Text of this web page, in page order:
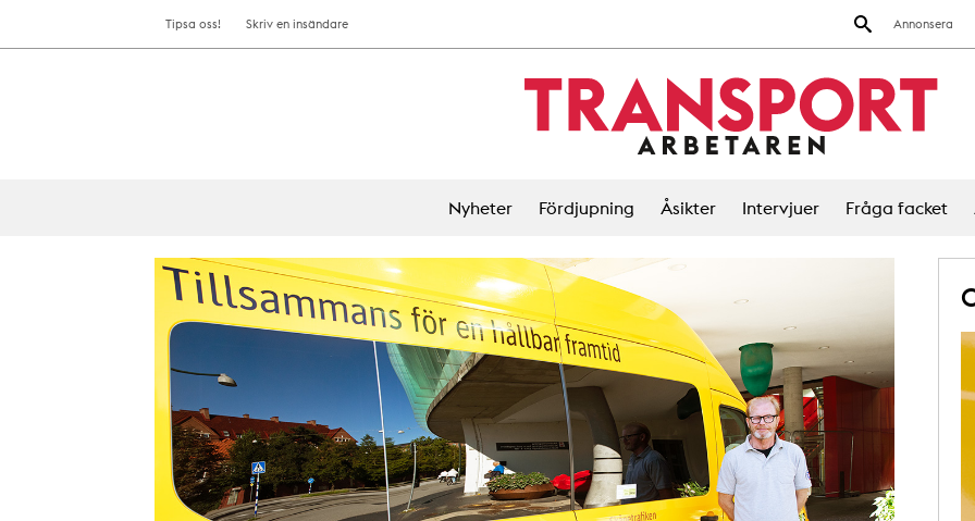
Annonsera
Tipsa oss! Skriv en insändare
Nyheter Fördjupning Åsikter Intervjuer Fråga facket